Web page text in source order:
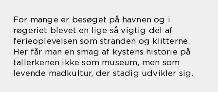
For mange er besøget på havnen og i
røgeriet blevet en lige så vigtig del af
ferieoplevelsen som stranden og klitterne.
Her får man en smag af kystens historie på
tallerkenen ikke som museum, men som
levende madkultur, der stadig udvikler sig.